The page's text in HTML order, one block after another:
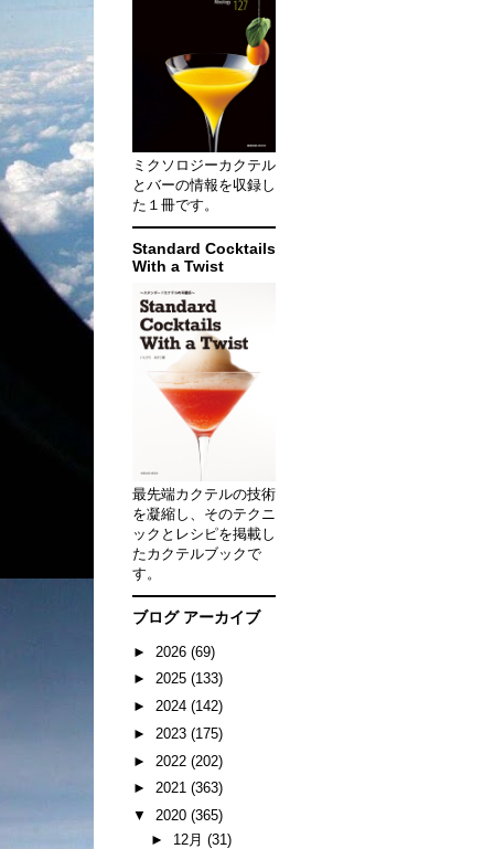
ミクソロジーカクテル
とバーの情報を収録し
た１冊です。
Standard Cocktails
With a Twist
最先端カクテルの技術
を凝縮し、そのテクニ
ックとレシピを掲載し
たカクテルブックで
す。
ブログ アーカイブ
► 2026 (69)
► 2025 (133)
► 2024 (142)
► 2023 (175)
► 2022 (202)
► 2021 (363)
▼ 2020 (365)
► 12月 (31)